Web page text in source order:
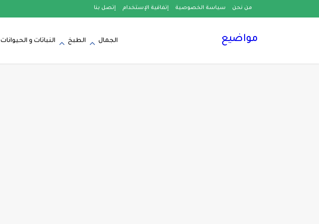
من نحن سياسة الخصوصية إتفاقية الإستخدام إتصل بنا
مواضيع الجمال الطبخ النباتات و الحيوانات